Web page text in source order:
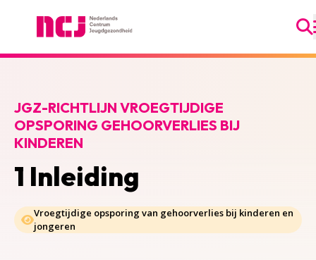
1 Inleiding
JGZ-RICHTLIJN VROEGTIJDIGE
OPSPORING GEHOORVERLIES BIJ
KINDEREN
Vroegtijdige opsporing van gehoorverlies bij kinderen en
jongeren